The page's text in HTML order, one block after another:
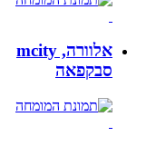
אלוורה, mcity
סבקפאה